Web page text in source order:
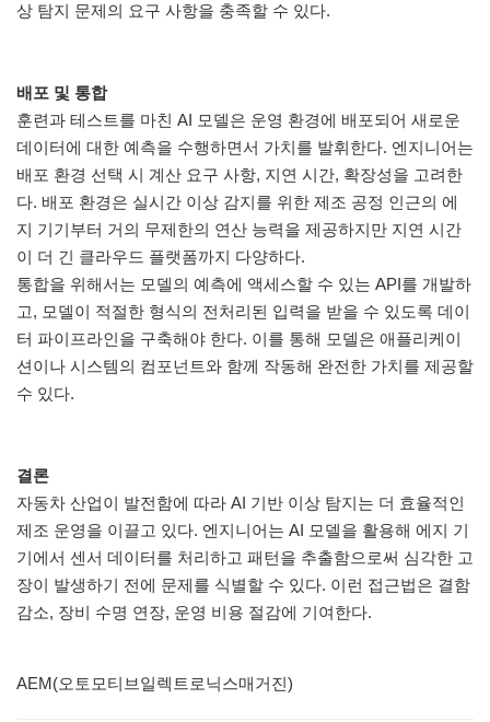
상 탐지 문제의 요구 사항을 충족할 수 있다.
배포 및 통합
훈련과 테스트를 마친 AI 모델은 운영 환경에 배포되어 새로운
데이터에 대한 예측을 수행하면서 가치를 발휘한다. 엔지니어는
배포 환경 선택 시 계산 요구 사항, 지연 시간, 확장성을 고려한
다. 배포 환경은 실시간 이상 감지를 위한 제조 공정 인근의 에
지 기기부터 거의 무제한의 연산 능력을 제공하지만 지연 시간
이 더 긴 클라우드 플랫폼까지 다양하다.
통합을 위해서는 모델의 예측에 액세스할 수 있는 API를 개발하
고, 모델이 적절한 형식의 전처리된 입력을 받을 수 있도록 데이
터 파이프라인을 구축해야 한다. 이를 통해 모델은 애플리케이
션이나 시스템의 컴포넌트와 함께 작동해 완전한 가치를 제공할
수 있다.
결론
자동차 산업이 발전함에 따라 AI 기반 이상 탐지는 더 효율적인
제조 운영을 이끌고 있다. 엔지니어는 AI 모델을 활용해 에지 기
기에서 센서 데이터를 처리하고 패턴을 추출함으로써 심각한 고
장이 발생하기 전에 문제를 식별할 수 있다. 이런 접근법은 결함
감소, 장비 수명 연장, 운영 비용 절감에 기여한다.
AEM(오토모티브일렉트로닉스매거진)